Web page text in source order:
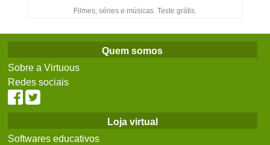
Filmes, séries e músicas. Teste grátis.
Quem somos
Sobre a Virtuous
Redes sociais
Loja virtual
Softwares educativos